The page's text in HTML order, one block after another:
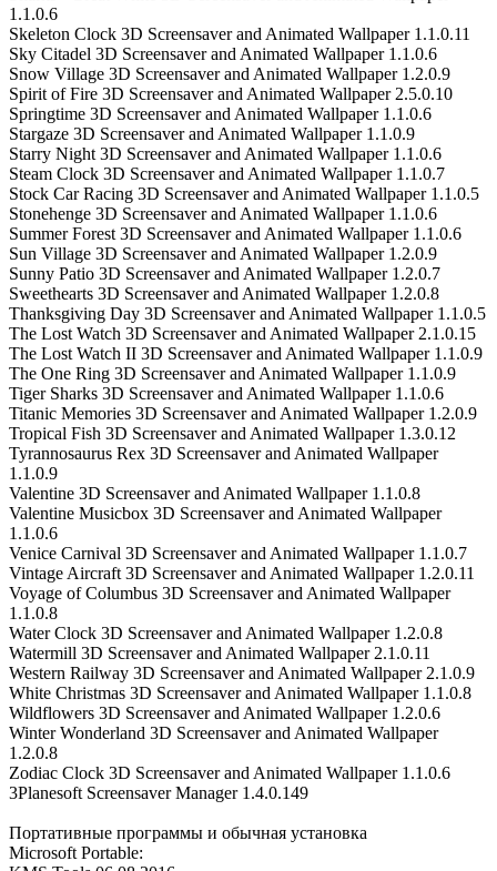
1.1.0.6
Skeleton Clock 3D Screensaver and Animated Wallpaper 1.1.0.11
Sky Citadel 3D Screensaver and Animated Wallpaper 1.1.0.6
Snow Village 3D Screensaver and Animated Wallpaper 1.2.0.9
Spirit of Fire 3D Screensaver and Animated Wallpaper 2.5.0.10
Springtime 3D Screensaver and Animated Wallpaper 1.1.0.6
Stargaze 3D Screensaver and Animated Wallpaper 1.1.0.9
Starry Night 3D Screensaver and Animated Wallpaper 1.1.0.6
Steam Clock 3D Screensaver and Animated Wallpaper 1.1.0.7
Stock Car Racing 3D Screensaver and Animated Wallpaper 1.1.0.5
Stonehenge 3D Screensaver and Animated Wallpaper 1.1.0.6
Summer Forest 3D Screensaver and Animated Wallpaper 1.1.0.6
Sun Village 3D Screensaver and Animated Wallpaper 1.2.0.9
Sunny Patio 3D Screensaver and Animated Wallpaper 1.2.0.7
Sweethearts 3D Screensaver and Animated Wallpaper 1.2.0.8
Thanksgiving Day 3D Screensaver and Animated Wallpaper 1.1.0.5
The Lost Watch 3D Screensaver and Animated Wallpaper 2.1.0.15
The Lost Watch II 3D Screensaver and Animated Wallpaper 1.1.0.9
The One Ring 3D Screensaver and Animated Wallpaper 1.1.0.9
Tiger Sharks 3D Screensaver and Animated Wallpaper 1.1.0.6
Titanic Memories 3D Screensaver and Animated Wallpaper 1.2.0.9
Tropical Fish 3D Screensaver and Animated Wallpaper 1.3.0.12
Tyrannosaurus Rex 3D Screensaver and Animated Wallpaper
1.1.0.9
Valentine 3D Screensaver and Animated Wallpaper 1.1.0.8
Valentine Musicbox 3D Screensaver and Animated Wallpaper
1.1.0.6
Venice Carnival 3D Screensaver and Animated Wallpaper 1.1.0.7
Vintage Aircraft 3D Screensaver and Animated Wallpaper 1.2.0.11
Voyage of Columbus 3D Screensaver and Animated Wallpaper
1.1.0.8
Water Clock 3D Screensaver and Animated Wallpaper 1.2.0.8
Watermill 3D Screensaver and Animated Wallpaper 2.1.0.11
Western Railway 3D Screensaver and Animated Wallpaper 2.1.0.9
White Christmas 3D Screensaver and Animated Wallpaper 1.1.0.8
Wildflowers 3D Screensaver and Animated Wallpaper 1.2.0.6
Winter Wonderland 3D Screensaver and Animated Wallpaper
1.2.0.8
Zodiac Clock 3D Screensaver and Animated Wallpaper 1.1.0.6
3Planesoft Screensaver Manager 1.4.0.149
Портативные программы и обычная установка
Microsoft Portable: